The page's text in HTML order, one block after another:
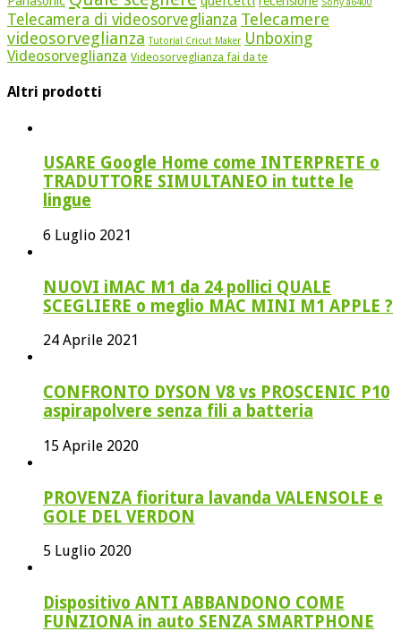
Telecamera di videosorveglianza Telecamere
videosorveglianza Tutorial Cricut Maker Unboxing
Videosorveglianza Videosorveglianza fai da te
Altri prodotti
USARE Google Home come INTERPRETE o
TRADUTTORE SIMULTANEO in tutte le
lingue
6 Luglio 2021
NUOVI iMAC M1 da 24 pollici QUALE
SCEGLIERE o meglio MAC MINI M1 APPLE ?
24 Aprile 2021
CONFRONTO DYSON V8 vs PROSCENIC P10
aspirapolvere senza fili a batteria
15 Aprile 2020
PROVENZA fioritura lavanda VALENSOLE e
GOLE DEL VERDON
5 Luglio 2020
Dispositivo ANTI ABBANDONO COME
FUNZIONA in auto SENZA SMARTPHONE